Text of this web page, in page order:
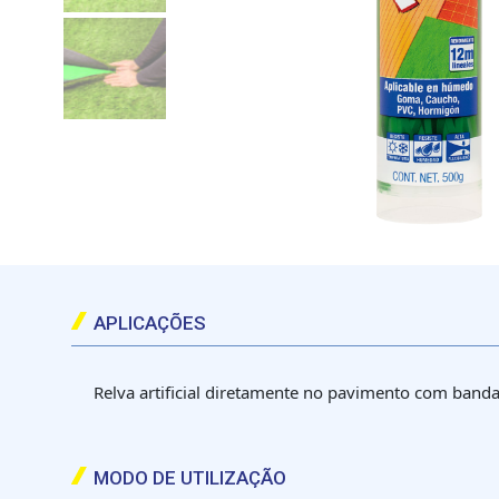
APLICAÇÕES
Relva artificial diretamente no pavimento com
MODO DE UTILIZAÇÃO